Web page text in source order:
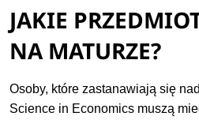
JAKIE
NA MATURZE?
Osoby, które zastanawiają się
Science in Economics muszą